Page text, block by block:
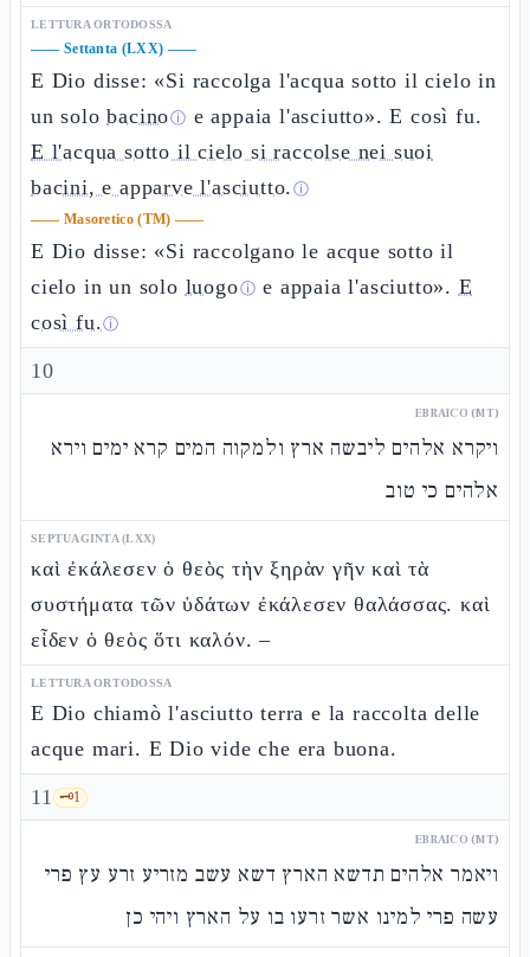
LETTURA ORTODOSSA
—— Settanta (LXX) ——
E Dio disse: «Si raccolga l'acqua sotto il cielo in
un solobacinoⓘ e appaia l'asciutto». E così fu.
E l'acqua sotto il cielo si raccolse nei suoi
bacini, e apparve l'asciutto. ⓘ
—— Masoretico (TM) ——
E Dio disse: «Si raccolgano le acque sotto il
cielo in un solo luogoⓘ e appaia l'asciutto». E
così fu.ⓘ
10
EBRAICO (MT)
ויקרא אלהים ליבשה ארץ ולמקוה המים קרא ימים וירא
אלהים כי טוב
SEPTUAGINTA (LXX)
καὶ ἐκάλεσεν ὁ θεὸς τὴν ξηρὰν γῆν καὶ τὰ
συστήματα τῶν ὑδάτων ἐκάλεσεν θαλάσσας. καὶ
εἶδεν ὁ θεὸς ὅτι καλόν. –
LETTURA ORTODOSSA
E Dio chiamò l'asciutto terra e la raccolta delle
acque mari. E Dio vide che era buona.
11 🗝️1
EBRAICO (MT)
ויאמר אלהים תדשא הארץ דשא עשב מזריע זרע עץ פרי
עשה פרי למינו אשר זרעו בו על הארץ ויהי כן